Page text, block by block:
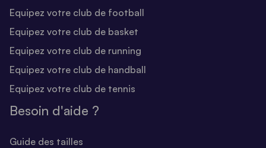
Equipez votre club de football
Equipez votre club de basket
Equipez votre club de running
Equipez votre club de handball
Equipez votre club de tennis
Besoin d'aide ?
Guide des tailles